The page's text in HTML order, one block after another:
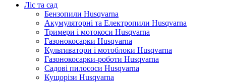
Ліс та сад
Бензопили Husqvarna
Акумуляторні та Електропили Husqvarna
Тримери і мотокоси Husqvarna
Газонокосарки Husqvarna
Культиватори і мотоблоки Husqvarna
Газонокосарки-роботи Husqvarna
Садові пилососи Husqvarna
Кущорізи Husqvarna